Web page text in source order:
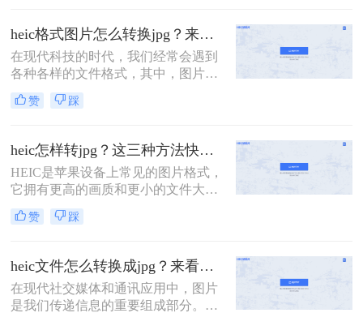
怎样转jpg问题，本文将向您介绍三种
简单而有效的方法，帮助将heic格式
的照片转换为常用的jpg格式。
heic格式图片怎么转换jpg？来看看这三种简单的方法详解！
在现代科技的时代，我们经常会遇到
各种各样的文件格式，其中，图片格
式也是其中之一。HEIC（High
Efficiency Image File Format）格式作
JPG格式具备更高的压缩效率和更好
的图像质量。然而，由于HEIC格式的
兼容性问题，它并不适用于所有设备
和软件。所以，当我们将HEIC格式的
图片转换为JPG格式时，就需要借助
一些工具和技巧。那么heic格式图片
的方法，帮助你轻松实现HEIC转JPG
的目标。
赞 踩
heic怎样转jpg？这三种方法快速转换格式！
HEIC是苹果设备上常见的图片格式，
它拥有更高的画质和更小的文件大
小。然而，由于HEIC格式的图片在一
些设备和平台上不兼容，很多用户需
广泛地使用。那么，heic怎样转jpg
呢？下面将为大家介绍三种简单的方
法。
赞 踩
heic文件怎么转换成jpg？来看看这二种方法吧！
在现代社交媒体和通讯应用中，图片
是我们传递信息的重要组成部分。然